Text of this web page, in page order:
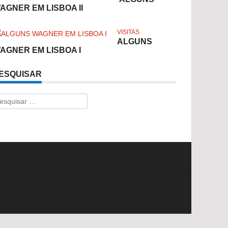
EM LISBOA II
VISITAS
ALGUNS
EM LISBOA I